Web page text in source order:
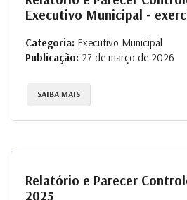
Executivo Municipal -
Categoria: Executivo Municipal
Publicação: 27 de março de 2026
SAIBA MAIS
Relatório e Parecer
2025